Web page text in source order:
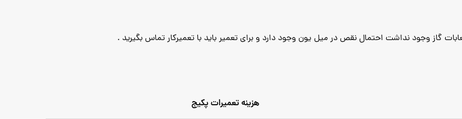
گاز وجود نداشت احتمال نقص در میل یون وجود دارد و برای تعمیر باید با تعمیرکار تماس بگیرید .
هزینه تعمیرات پکیج